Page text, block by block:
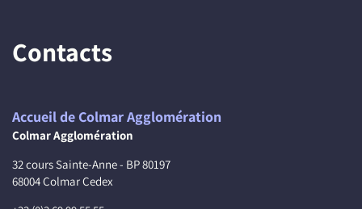
Contacts
Accueil de Colmar Agglomération
Colmar Agglomération
32 cours Sainte-Anne - BP 80197
68004 Colmar Cedex